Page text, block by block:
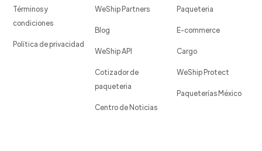
Términos y
condiciones
Política de privacidad
WeShip Partners
Blog
WeShip API
Cotizador de
paqueteria
Centro de Noticias
Paqueteria
E-commerce
Cargo
WeShip Protect
Paqueterías México